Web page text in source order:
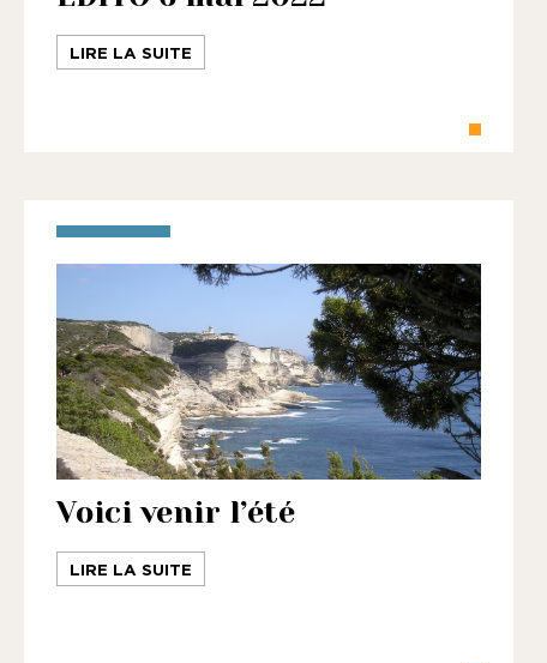
LIRE LA SUITE
Voici venir l’été
LIRE LA SUITE